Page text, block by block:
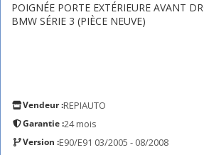
POIGNÉE PORTE EXTÉRIEURE AVANT
BMW SÉRIE 3 (PIÈCE NEUVE)
Vendeur :REPIAUTO
Garantie :24 mois
Version :E90/E91 03/2005 - 08/2008